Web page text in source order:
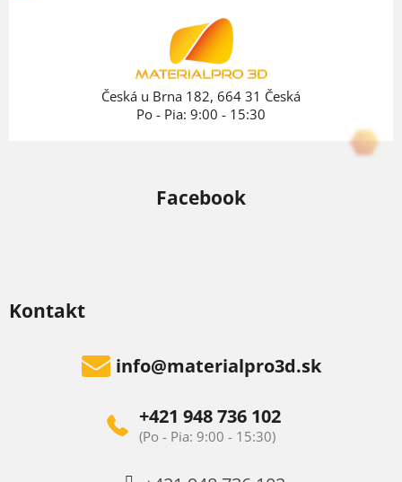
Kontakt
info@materialpro3d.sk
+421 948 736 102
Česká u Brna 182, 664 31 Česká
Po - Pia: 9:00 - 15:30
Facebook